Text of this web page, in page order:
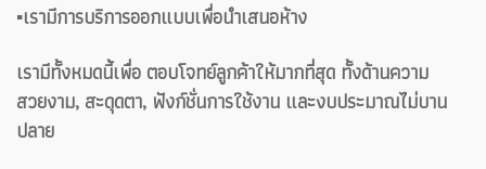
▪️เรามีการบริการออกแบบเพื่อนำเสนอห้าง
เรามีทั้งหมดนี้เพื่อ ตอบโจทย์ลูกค้าให้มากที่สุด ทั้งด้านความ
สวยงาม, สะดุดตา, ฟังก์ชั่นการใช้งาน และงบประมาณไม่บาน
ปลาย